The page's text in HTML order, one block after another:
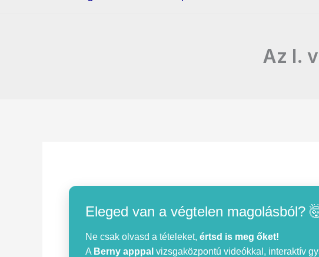
Az I.
Eleged van a végtelen magolásból?
Ne csak olvasd a tételeket, értsd is meg őket!
A Berny apppal vizsgaközpontú videókkal, interaktív